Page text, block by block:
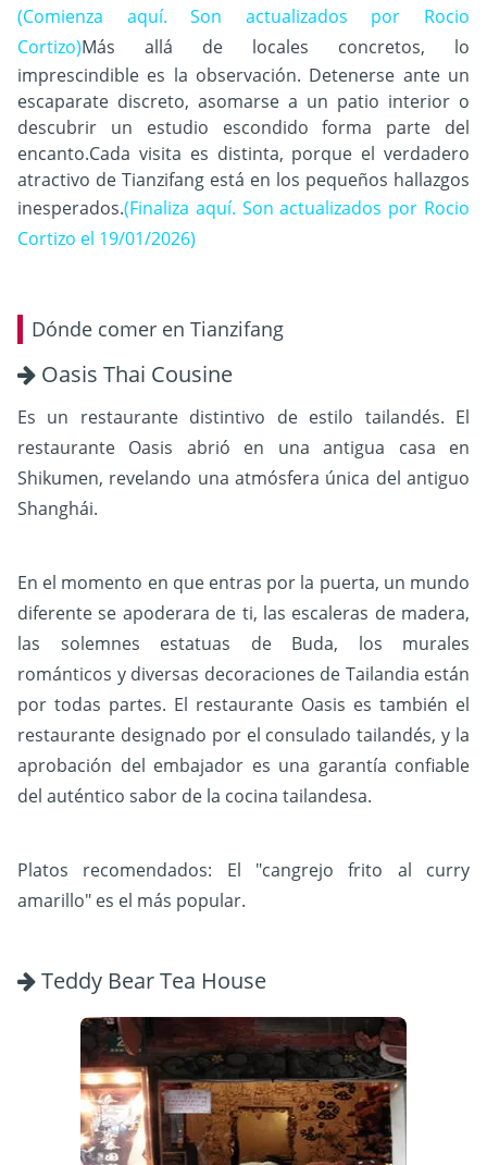
(Comienza aquí. Son actualizados por Rocio
Cortizo)Más allá de locales concretos, lo
imprescindible es la observación. Detenerse ante un
escaparate discreto, asomarse a un patio interior o
descubrir un estudio escondido forma parte del
encanto.Cada visita es distinta, porque el verdadero
atractivo de Tianzifang está en los pequeños hallazgos
inesperados.(Finaliza aquí. Son actualizados por Rocio
Cortizo el 19/01/2026)
Dónde comer en Tianzifang
Oasis Thai Cousine
Es un restaurante distintivo de estilo tailandés. El
restaurante Oasis abrió en una antigua casa en
Shikumen, revelando una atmósfera única del antiguo
Shanghái.
En el momento en que entras por la puerta, un mundo
diferente se apoderara de ti, las escaleras de madera,
las solemnes estatuas de Buda, los murales
románticos y diversas decoraciones de Tailandia están
por todas partes. El restaurante Oasis es también el
restaurante designado por el consulado tailandés, y la
aprobación del embajador es una garantía confiable
del auténtico sabor de la cocina tailandesa.
Platos recomendados: El "cangrejo frito al curry
amarillo" es el más popular.
Teddy Bear Tea House